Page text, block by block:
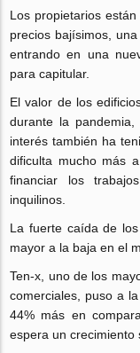
Los propietarios
precios bajísimos,
entrando en una
para capitular.
El valor de los
durante la
interés también ha
dificulta mucho más
financiar los
inquilinos.
La fuerte caída de
mayor a la baja en el
Ten-x, uno de los
comerciales, puso a
44% más en
espera un crecimiento